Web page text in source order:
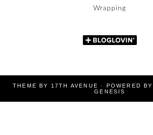
Wrapping
THEME BY 17TH AVENUE · POWERED BY
GENESIS